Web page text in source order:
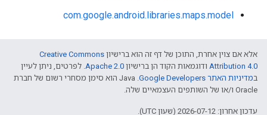
com.google.android.libraries.maps.model
אלא אם צוין אחרת, התוכן של דף זה הוא ברישיון Creative Commons
Attribution 4.0 ודוגמאות הקוד הן ברישיון Apache 2.0. לפרטים, ניתן לעיין
במדיניות האתר Google Developers‏
.‏ Java הוא סימן מסחרי רשום של חברת
Oracle ו/או של השותפים העצמאיים שלה.
עדכון אחרון: 2026-07-12 (שעון UTC).